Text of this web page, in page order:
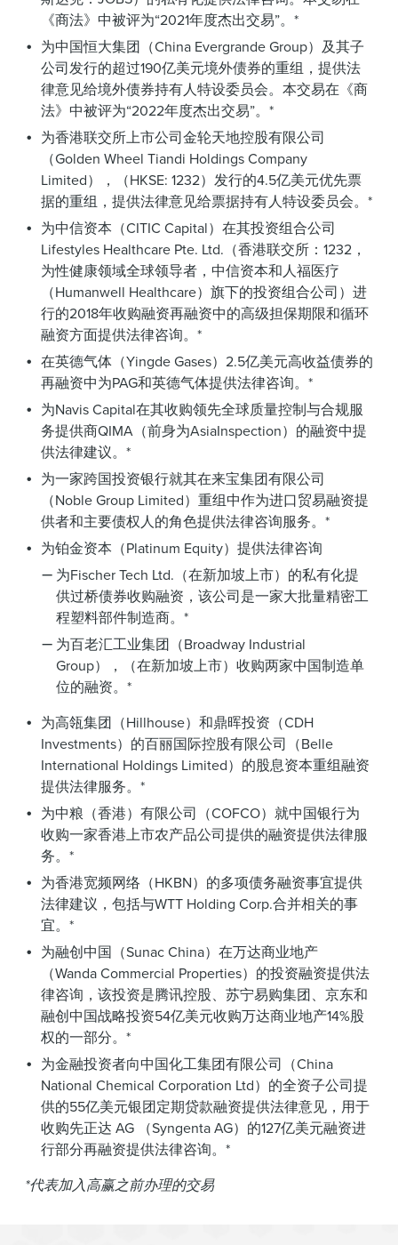
《商法》中被评为“2021年度杰出交易”。*
为中国恒大集团（China Evergrande Group）及其子
公司发行的超过190亿美元境外债券的重组，提供法
律意见给境外债券持有人特设委员会。本交易在《商
法》中被评为“2022年度杰出交易”。*
为香港联交所上市公司金轮天地控股有限公司
（Golden Wheel Tiandi Holdings Company
Limited），（HKSE: 1232）发行的4.5亿美元优先票
据的重组，提供法律意见给票据持有人特设委员会。*
为中信资本（CITIC Capital）在其投资组合公司
Lifestyles Healthcare Pte. Ltd.（香港联交所：1232，
为性健康领域全球领导者，中信资本和人福医疗
（Humanwell Healthcare）旗下的投资组合公司）进
行的2018年收购融资再融资中的高级担保期限和循环
融资方面提供法律咨询。*
在英德气体（Yingde Gases）2.5亿美元高收益债券的
再融资中为PAG和英德气体提供法律咨询。*
为Navis Capital在其收购领先全球质量控制与合规服
务提供商QIMA（前身为AsiaInspection）的融资中提
供法律建议。*
为一家跨国投资银行就其在来宝集团有限公司
（Noble Group Limited）重组中作为进口贸易融资提
供者和主要债权人的角色提供法律咨询服务。*
为铂金资本（Platinum Equity）提供法律咨询
为Fischer Tech Ltd.（在新加坡上市）的私有化提
供过桥债券收购融资，该公司是一家大批量精密工
程塑料部件制造商。*
为百老汇工业集团（Broadway Industrial
Group），（在新加坡上市）收购两家中国制造单
位的融资。*
为高瓴集团（Hillhouse）和鼎晖投资（CDH
Investments）的百丽国际控股有限公司（Belle
International Holdings Limited）的股息资本重组融资
提供法律服务。*
为中粮（香港）有限公司（COFCO）就中国银行为
收购一家香港上市农产品公司提供的融资提供法律服
务。*
为香港宽频网络（HKBN）的多项债务融资事宜提供
法律建议，包括与WTT Holding Corp.合并相关的事
宜。*
为融创中国（Sunac China）在万达商业地产
（Wanda Commercial Properties）的投资融资提供法
律咨询，该投资是腾讯控股、苏宁易购集团、京东和
融创中国战略投资54亿美元收购万达商业地产14%股
权的一部分。*
为金融投资者向中国化工集团有限公司（China
National Chemical Corporation Ltd）的全资子公司提
供的55亿美元银团定期贷款融资提供法律意见，用于
收购先正达 AG （Syngenta AG）的127亿美元融资进
行部分再融资提供法律咨询。*
*代表加入高赢之前办理的交易